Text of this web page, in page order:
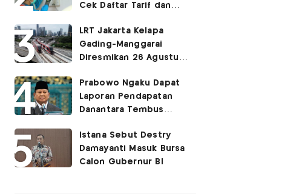
Cek Daftar Tarif dan
LRT Jakarta Kelapa
Gading-Manggarai
Diresmikan 26 Agustus
Prabowo Ngaku Dapat
Laporan Pendapatan
Danantara Tembus
Istana Sebut Destry
Damayanti Masuk Bursa
Calon Gubernur BI